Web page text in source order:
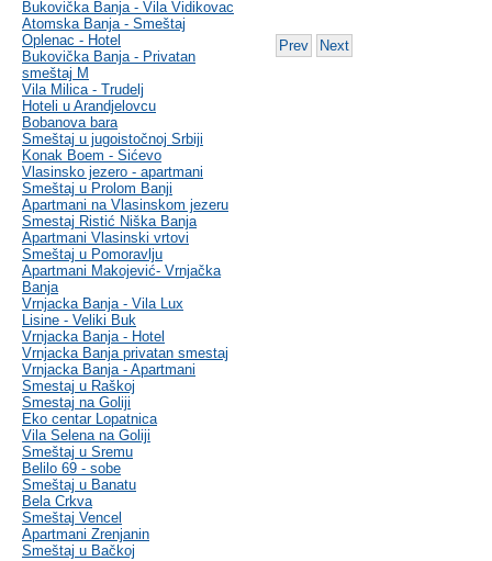
Bukovička Banja - Vila Vidikovac
Atomska Banja - Smeštaj
Oplenac - Hotel
Bukovička Banja - Privatan
smeštaj M
Vila Milica - Trudelj
Hoteli u Arandjelovcu
Bobanova bara
Smeštaj u jugoistočnoj Srbiji
Konak Boem - Sićevo
Vlasinsko jezero - apartmani
Smeštaj u Prolom Banji
Apartmani na Vlasinskom jezeru
Smestaj Ristić Niška Banja
Apartmani Vlasinski vrtovi
Smeštaj u Pomoravlju
Apartmani Makojević- Vrnjačka
Banja
Vrnjacka Banja - Vila Lux
Lisine - Veliki Buk
Vrnjacka Banja - Hotel
Vrnjacka Banja privatan smestaj
Vrnjacka Banja - Apartmani
Smestaj u Raškoj
Smestaj na Goliji
Eko centar Lopatnica
Vila Selena na Goliji
Smeštaj u Sremu
Belilo 69 - sobe
Smeštaj u Banatu
Bela Crkva
Smeštaj Vencel
Apartmani Zrenjanin
Smeštaj u Bačkoj
Prev Next